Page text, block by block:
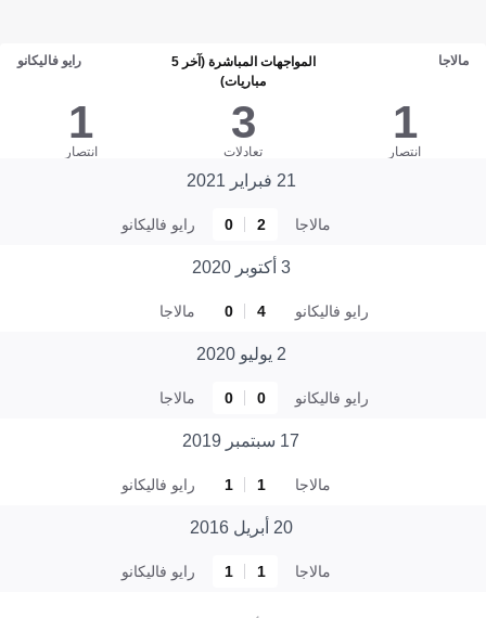
مالاجا
المواجهات المباشرة (آخر 5
مباريات)
رايو فاليكانو
1
انتصار
3
تعادلات
1
انتصار
21 فبراير 2021
مالاجا 2
0 رايو فاليكانو
3 أكتوبر 2020
رايو فاليكانو 4
0 مالاجا
2 يوليو 2020
رايو فاليكانو 0
0 مالاجا
17 سبتمبر 2019
مالاجا 1
1 رايو فاليكانو
20 أبريل 2016
مالاجا 1
1 رايو فاليكانو